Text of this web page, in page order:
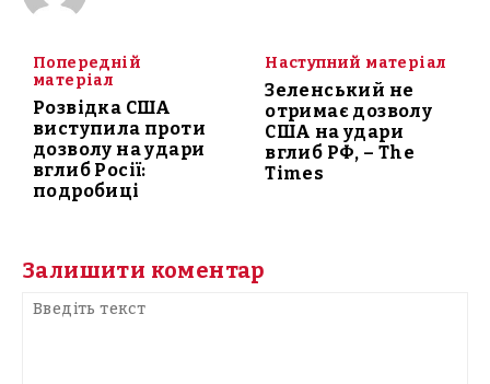
Попередній
матеріал
Розвідка США
виступила проти
дозволу на удари
вглиб Росії:
подробиці
Наступний матеріал
Зеленський не
отримає дозволу
США на удари
вглиб РФ, – The
Times
Залишити коментар